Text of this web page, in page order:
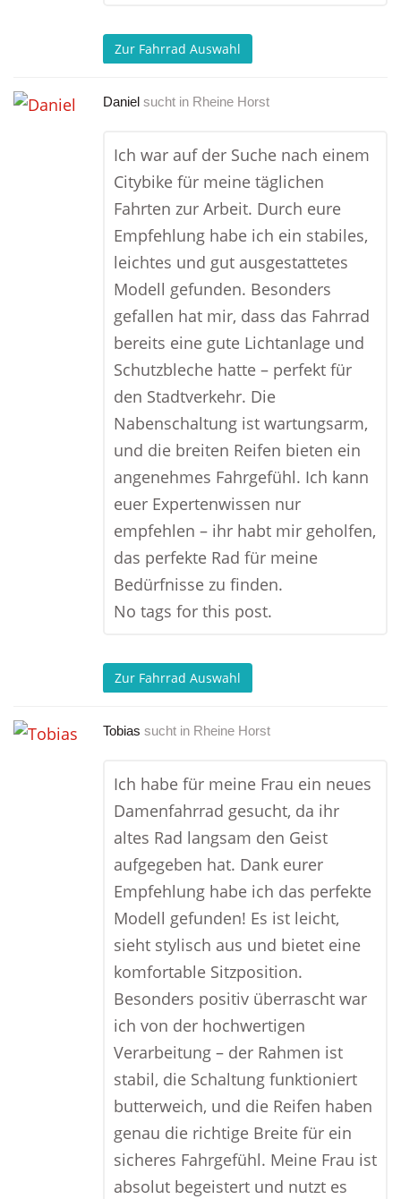
Zur Fahrrad Auswahl
Daniel sucht in Rheine Horst
Ich war auf der Suche nach einem
Citybike für meine täglichen
Fahrten zur Arbeit. Durch eure
Empfehlung habe ich ein stabiles,
leichtes und gut ausgestattetes
Modell gefunden. Besonders
gefallen hat mir, dass das Fahrrad
bereits eine gute Lichtanlage und
Schutzbleche hatte – perfekt für
den Stadtverkehr. Die
Nabenschaltung ist wartungsarm,
und die breiten Reifen bieten ein
angenehmes Fahrgefühl. Ich kann
euer Expertenwissen nur
empfehlen – ihr habt mir geholfen,
das perfekte Rad für meine
Bedürfnisse zu finden.
No tags for this post.
Zur Fahrrad Auswahl
Tobias sucht in Rheine Horst
Ich habe für meine Frau ein neues
Damenfahrrad gesucht, da ihr
altes Rad langsam den Geist
aufgegeben hat. Dank eurer
Empfehlung habe ich das perfekte
Modell gefunden! Es ist leicht,
sieht stylisch aus und bietet eine
komfortable Sitzposition.
Besonders positiv überrascht war
ich von der hochwertigen
Verarbeitung – der Rahmen ist
stabil, die Schaltung funktioniert
butterweich, und die Reifen haben
genau die richtige Breite für ein
sicheres Fahrgefühl. Meine Frau ist
absolut begeistert und nutzt es